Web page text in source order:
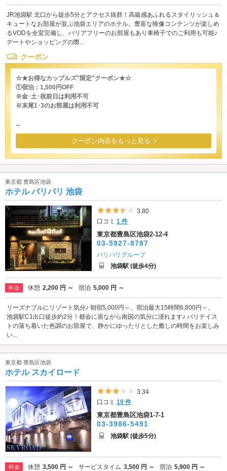
JR池袋駅 北口から徒歩5分とアクセス抜群！高級感あふれるスタイリッシュ＆
キュートなお部屋が並ぶ池袋エリアのホテル。豊富な映像コンテンツが楽しめ
るVODを全室完備し、バリアフリーのお部屋もあり車椅子でのご利用も可能♪
デートやショッピングの際...
クーポン
☆★お得なカップルズ"限定"クーポン★☆
①宿泊：1,500円OFF
※金･土･祝前日は利用不可
※末尾1･3のお部屋は利用不可
...
クーポン内容をもっと見る
東京都 豊島区池袋
ホテル バリバリ 池袋
5つ星のうち3.5
3.80
口コミ1 件
東京都豊島区池袋2-12-4
03-5927-8787
バリバリグループ
池袋駅 (徒歩4分)
料金 休憩 2,200 円 ～ 宿泊 5,000 円 ～
リーズナブルにリゾート気分♪ 朝宿5,000円～、宿泊最大15時間6,800円～。
池袋駅C1出口徒歩約2分！都会に居ながら南国の気分に浸れます♪ バリテイス
トの落ち着いた色調のお部屋で、静かにゆったりとした癒しの時間をお楽しみ
い...
東京都 豊島区池袋
ホテル スカイロード
5つ星のうち3
3.34
口コミ19 件
東京都豊島区池袋1-7-1
03-3986-5491
池袋駅 (徒歩5分)
料金 休憩 3,500 円 ～ サービスタイム 3,500 円 ～ 宿泊 5,900 円 ～